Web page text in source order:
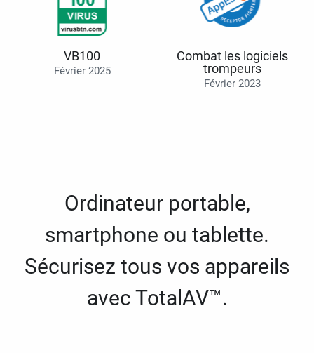
VB100
Février 2025
Combat les logiciels
trompeurs
Février 2023
Ordinateur portable,
smartphone ou tablette.
Sécurisez tous vos appareils
avec TotalAV™.